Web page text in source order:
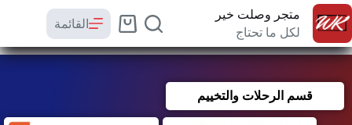
متجر وصلت خير
لكل ما تحتاج
القائمة
قسم الرحلات والتخييم